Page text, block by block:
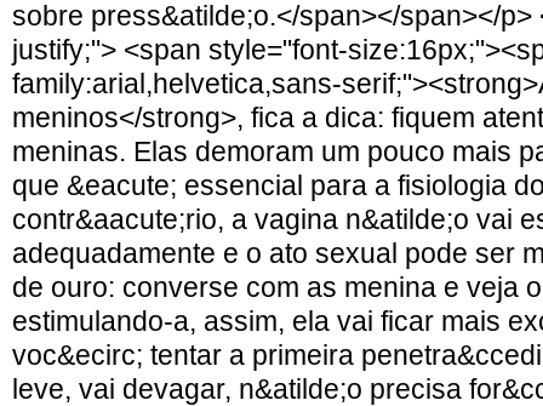
sobre press&atilde;o.</span></span></p>
justify;"> <span style="font-
family:arial,helvetica,sans-
meninos</strong>, fica a dica: fiquem
meninas. Elas demoram um pouco mais
que &eacute; essencial para a fisiologia
contr&aacute;rio, a vagina n&atilde;o vai
adequadamente e o ato sexual pode ser
de ouro: converse com as menina e veja
estimulando-a, assim, ela vai ficar mais
voc&ecirc; tentar a primeira
leve, vai devagar, n&atilde;o precisa